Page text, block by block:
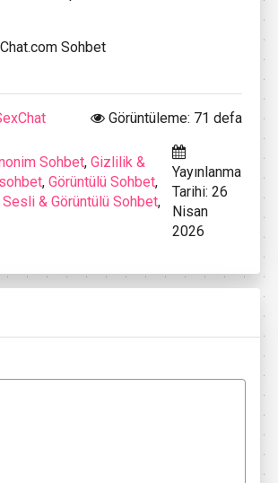
Sohbet
Görüntüleme: 71 defa
Sohbet, Gizlilik &
, Görüntülü Sohbet,
Sesli & Görüntülü Sohbet,
Yayınlanma
Tarihi: 26
Nisan
2026